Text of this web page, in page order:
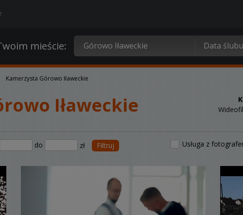
mieście:
Kamerzysta Górowo Iławeckie
Iławeckie
do zł Filtruj Usługa z